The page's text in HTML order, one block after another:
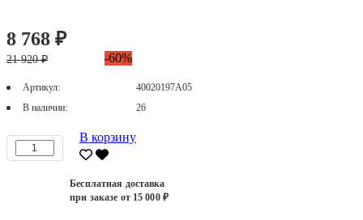
8 768 ₽
21 920 ₽ -60%
Артикул:
40020197А05
В наличии:
26
В корзину
Бесплатная доставка
при заказе от 15 000 ₽